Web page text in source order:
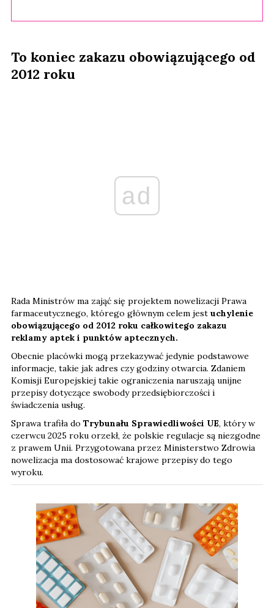
To koniec zakazu obowiązującego od
2012 roku
ad
Rada Ministrów ma zająć się projektem nowelizacji Prawa
farmaceutycznego, którego głównym celem jest uchylenie
obowiązującego od 2012 roku całkowitego zakazu
reklamy aptek i punktów aptecznych.
Obecnie placówki mogą przekazywać jedynie podstawowe
informacje, takie jak adres czy godziny otwarcia. Zdaniem
Komisji Europejskiej takie ograniczenia naruszają unijne
przepisy dotyczące swobody przedsiębiorczości i
świadczenia usług.
Sprawa trafiła do Trybunału Sprawiedliwości UE, który w
czerwcu 2025 roku orzekł, że polskie regulacje są niezgodne
z prawem Unii. Przygotowana przez Ministerstwo Zdrowia
nowelizacja ma dostosować krajowe przepisy do tego
wyroku.